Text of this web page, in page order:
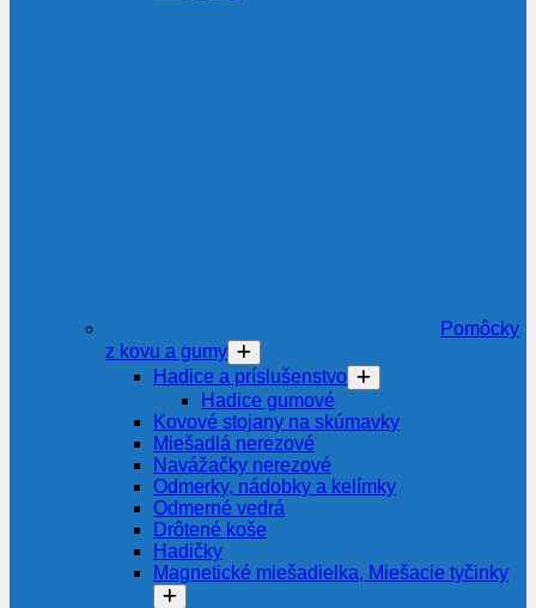
Pomôcky
z kovu a gumy
Hadice a príslušenstvo
Hadice gumové
Kovové stojany na skúmavky
Miešadlá nerezové
Navážačky nerezové
Odmerky, nádobky a kelímky
Odmerné vedrá
Drôtené koše
Hadičky
Magnetické miešadielka, Miešacie tyčinky